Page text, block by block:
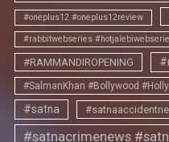
#oneplus12 #oneplus12review
#rabbitwebseries
#RAMMANDIROPENING
#SalmanKhan #Bollywood
#satna
#satnacrimenews